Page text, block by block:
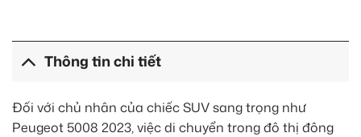
Thông tin chi tiết
Đối với chủ nhân của chiếc SUV sang trọng như
Peugeot 5008 2023, việc di chuyển trong đô thị đông